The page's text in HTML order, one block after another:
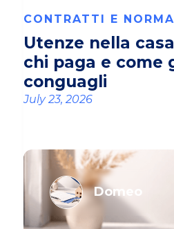
CONTRATTI E
Utenze nella
chi paga e come
conguagli
July 23, 2026
Domeo